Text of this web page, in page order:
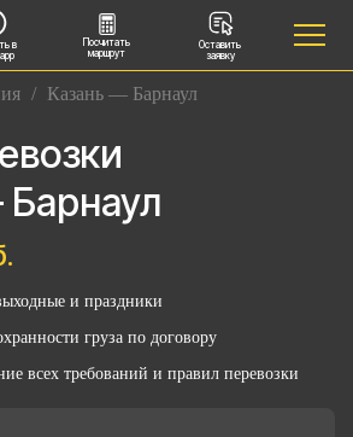
в
Посчитать
маршрут
Оставить
заявку
/ Казань — Барнаул
и праздники
груза по договору
всех требований и правил перевозки